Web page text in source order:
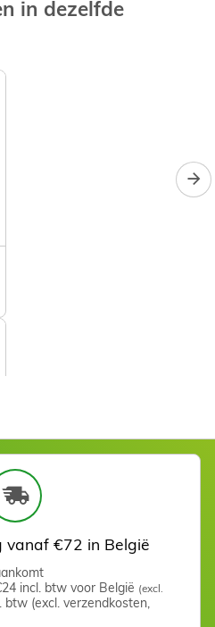
in dezelfde
vanaf €72 in België
incl. btw voor België (excl.
btw (excl. verzendkosten,